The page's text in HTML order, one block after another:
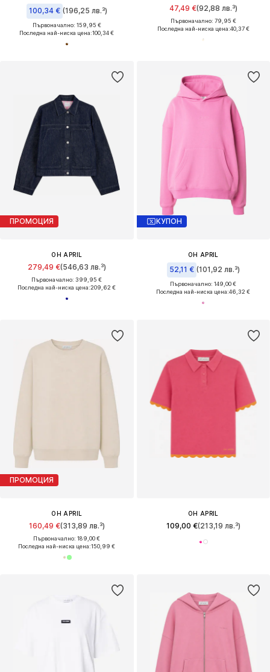
100,34 € (196,25 лв.³)
Първоначално: 159,95 €
Последна най-ниска цена:100,34 €
47,49 €(92,88 лв.³)
Първоначално: 79,95 €
Последна най-ниска цена:40,37 €
ПРОМОЦИЯ
OH APRIL
279,49 €(546,63 лв.³)
Първоначално: 399,95 €
Последна най-ниска цена:209,62 €
КУПОН
OH APRIL
52,11 € (101,92 лв.³)
Първоначално: 149,00 €
Последна най-ниска цена:46,32 €
ПРОМОЦИЯ
OH APRIL
160,49 €(313,89 лв.³)
Първоначално: 189,00 €
Последна най-ниска цена:150,99 €
OH APRIL
109,00 €(213,19 лв.³)